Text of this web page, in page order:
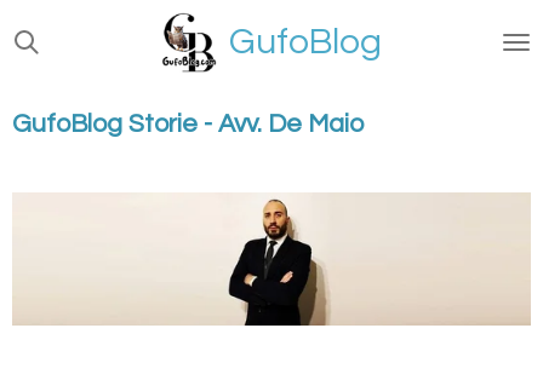
Vai
al
principale
GufoBlog
GufoBlog Storie - Avv. De Maio